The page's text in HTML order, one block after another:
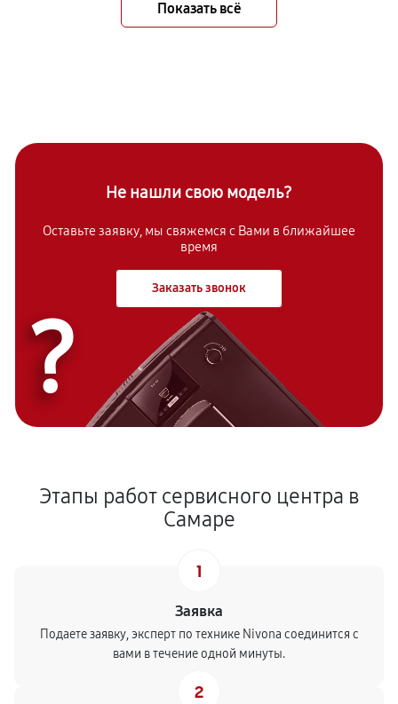
Показать всё
Не нашли свою модель?
Оставьте заявку, мы свяжемся с Вами в ближайшее
время
Заказать звонок
?
Этапы работ сервисного центра в
Самаре
1
Заявка
Подаете заявку, эксперт по технике Nivona соединится с
вами в течение одной минуты.
2